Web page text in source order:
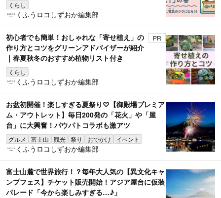
くらし
くふうロコしずおか編集部
初心者でも簡単！おしゃれな「寄せ植え」の
作り方とコツをグリーンアドバイザーが紹介
｜春夏秋冬のおすすめ植物リスト付き
くらし
PR
くふうロコしずおか編集部
お盆初開催！楽しすぎる夏祭り♡【御殿場プレミア
ム・アウトレット】毎日200発の「花火」や「屋
台」に大興奮！パウパトコラボも激アツ
グルメ 富士山 観光 祭り おでかけ イベント
くふうロコしずおか編集部
富士山麓で世界旅行！？毎年大人気の【異文化キャ
ンプフェス】チケット販売開始！アジア屋台に仮装
パレード「今から楽しみすぎる…♪」